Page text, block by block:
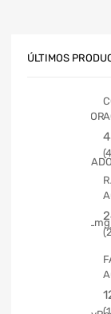
ÚLTIMOS